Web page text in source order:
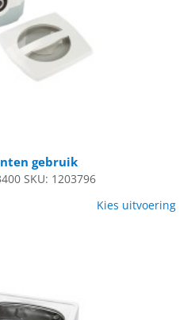
gebruik
SKU: 1203796
Kies uitvoering